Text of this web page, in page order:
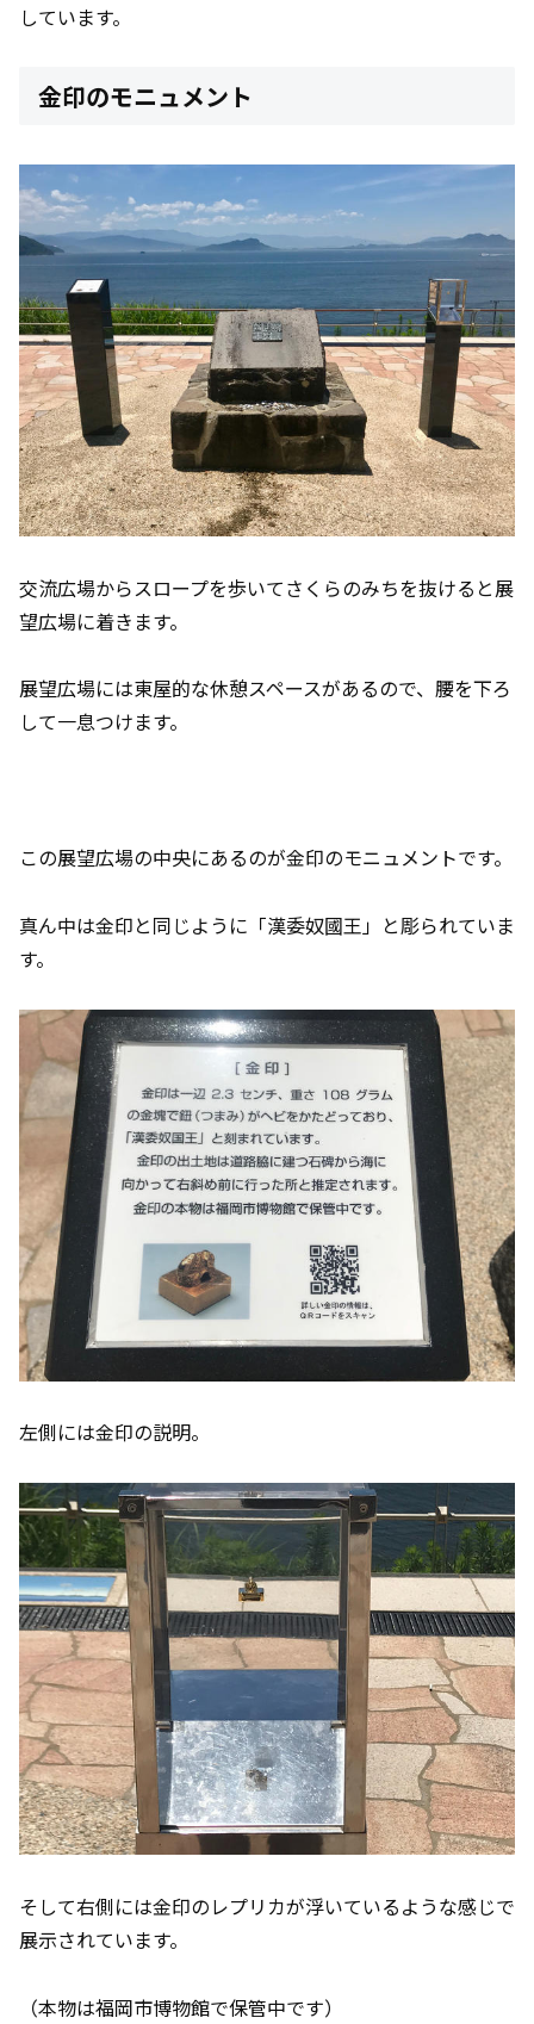
しています。
金印のモニュメント
交流広場からスロープを歩いてさくらのみちを抜けると展
望広場に着きます。
展望広場には東屋的な休憩スペースがあるので、腰を下ろ
して一息つけます。
この展望広場の中央にあるのが金印のモニュメントです。
真ん中は金印と同じように「漢委奴國王」と彫られていま
す。
左側には金印の説明。
そして右側には金印のレプリカが浮いているような感じで
展示されています。
（本物は福岡市博物館で保管中です）